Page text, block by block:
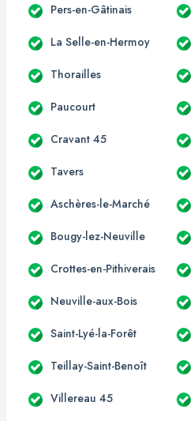
Pers-en-Gâtinais
La Selle-en-Hermoy
Thorailles
Paucourt
Cravant 45
Tavers
Aschères-le-Marché
Bougy-lez-Neuville
Crottes-en-Pithiverais
Neuville-aux-Bois
Saint-Lyé-la-Forêt
Teillay-Saint-Benoît
Villereau 45